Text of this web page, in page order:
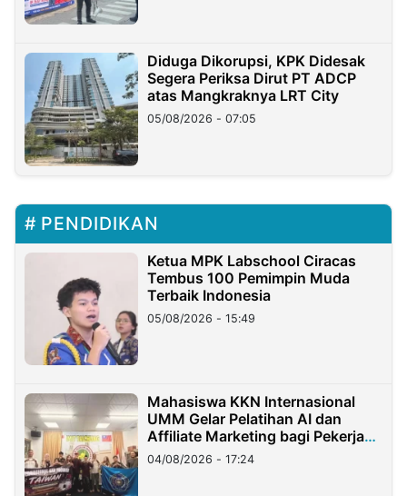
Diduga Dikorupsi, KPK Didesak
Segera Periksa Dirut PT ADCP
atas Mangkraknya LRT City
05/08/2026 - 07:05
PENDIDIKAN
Ketua MPK Labschool Ciracas
Tembus 100 Pemimpin Muda
Terbaik Indonesia
05/08/2026 - 15:49
Mahasiswa KKN Internasional
UMM Gelar Pelatihan AI dan
Affiliate Marketing bagi Pekerja
Migran Indonesia di Taiwan
04/08/2026 - 17:24